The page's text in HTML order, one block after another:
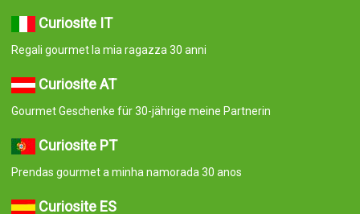
Curiosite IT
Regali gourmet la mia ragazza 30 anni
Curiosite AT
Gourmet Geschenke für 30-jährige meine Partnerin
Curiosite PT
Prendas gourmet a minha namorada 30 anos
Curiosite ES